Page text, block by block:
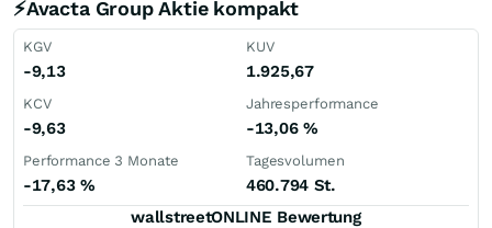
⚡Avacta Group Aktie kompakt
KGV
-9,13
KUV
1.925,67
KCV
-9,63
Jahresperformance
-13,06 %
Performance 3 Monate
-17,63 %
Tagesvolumen
460.794 St.
wallstreetONLINE Bewertung